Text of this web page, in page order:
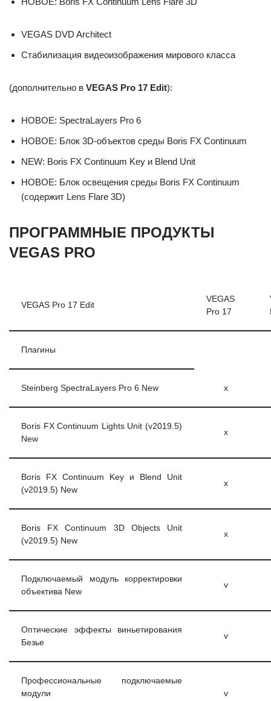
VEGAS DVD Architect
Стабилизация видеоизображения мирового класса
(дополнительно в VEGAS Pro 17 Edit):
НОВОЕ: SpectraLayers Pro 6
НОВОЕ: Блок 3D-объектов среды Boris FX Continuum
NEW: Boris FX Continuum Key и Blend Unit
НОВОЕ: Блок освещения среды Boris FX Continuum
(содержит Lens Flare 3D)
ПРОГРАММНЫЕ ПРОДУКТЫ
VEGAS PRO
VEGAS Pro 17 Edit
VEGAS
Pro 17
Плагины
Steinberg SpectraLayers Pro 6 New x
Boris FX Continuum Lights Unit (v2019.5)
New
x
Boris FX Continuum Key и Blend Unit
(v2019.5) New
x
Boris FX Continuum 3D Objects Unit
(v2019.5) New
x
Подключаемый модуль корректировки
объектива New
v
Оптические эффекты виньетирования
Безье
v
Профессиональные подключаемые
модули
v